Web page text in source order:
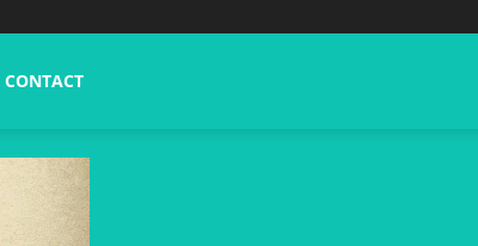
CONTACT